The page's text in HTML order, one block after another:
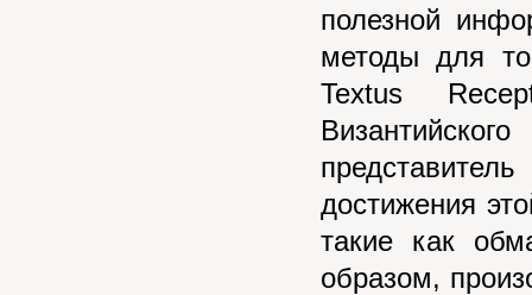
полезной
методы для
Textus
достижения
такие как
образом,